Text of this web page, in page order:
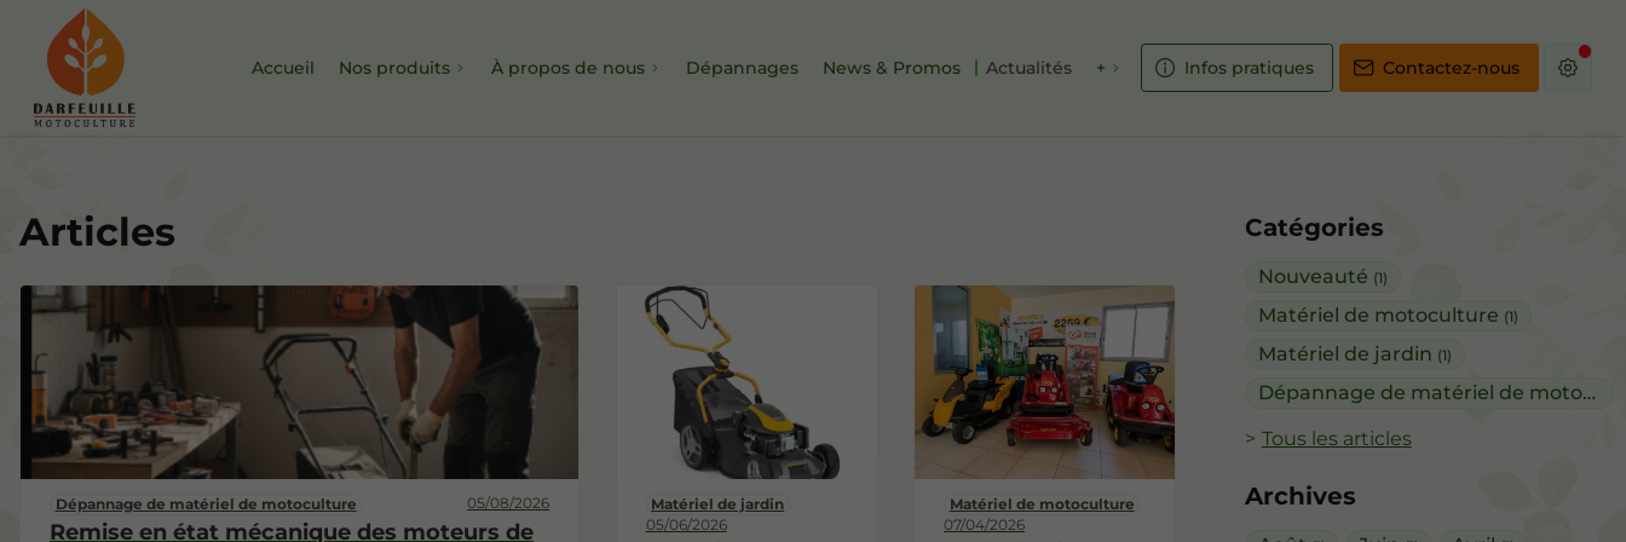
Accueil Nos produits
Les tronçonneuses
Les fendeuses
Souffleur-aspirateur
Taille-haie
Broyeur
Scie
À propos de nous Dépannages News & Promos Actualités + Infos pratiques Contactez-nous
Catégories
Nouveauté (1)
Matériel de motoculture (1)
Matériel de jardin (1)
Dépannage de matériel de motoculture
Tous les articles
Archives
Articles
Dépannage de matériel de motoculture 05/08/2026
Remise en état mécanique des moteurs de
Matériel de jardin
05/06/2026
Matériel de motoculture
07/04/2026